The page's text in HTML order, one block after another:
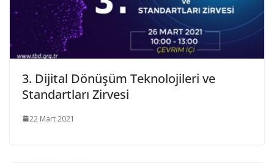
3. Dijital Dönüşüm Teknolojileri ve
Standartları Zirvesi
22 Mart 2021